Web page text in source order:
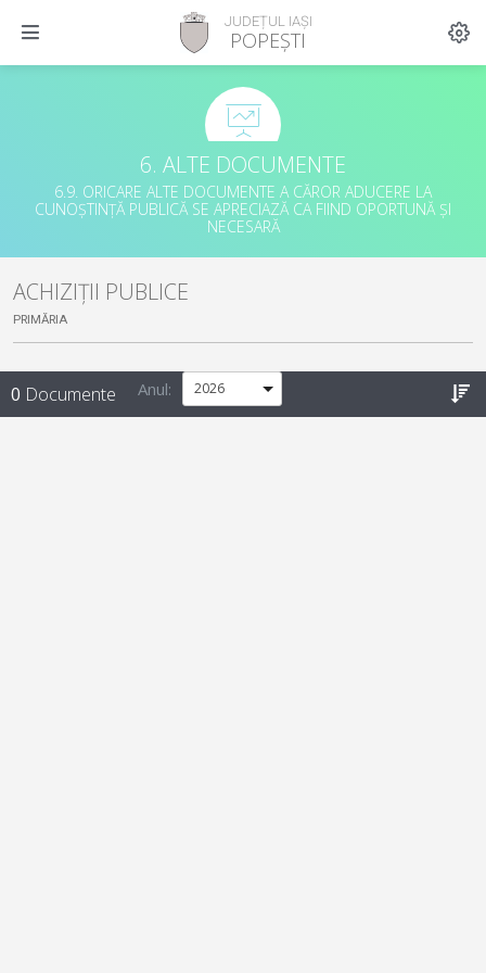
JUDEȚUL IAȘI
POPEȘTI
6. ALTE DOCUMENTE
6.9. ORICARE ALTE DOCUMENTE A CĂROR ADUCERE LA
CUNOȘTINȚĂ PUBLICĂ SE APRECIAZĂ CA FIIND OPORTUNĂ ȘI
NECESARĂ
ACHIZIȚII PUBLICE
PRIMĂRIA
0 Documente Anul: